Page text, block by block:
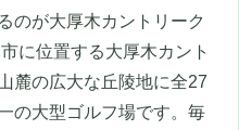
のが大厚木カントリーク
に位置する大厚木カント
麓の広大な丘陵地に全27
の大型ゴルフ場です。毎